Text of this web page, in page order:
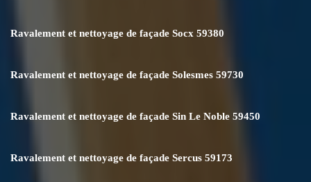
Ravalement et nettoyage de façade Socx 59380
Ravalement et nettoyage de façade Solesmes 59730
Ravalement et nettoyage de façade Sin Le Noble 59450
Ravalement et nettoyage de façade Sercus 59173